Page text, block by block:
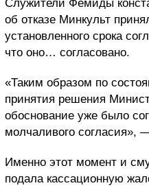
Служители Фемиды
об отказе Минкульт
установленного срока
что оно… согласовано.
«Таким образом по
принятия решения
обоснование уже было
молчаливого согласия»,
Именно этот момент и
подала кассационную